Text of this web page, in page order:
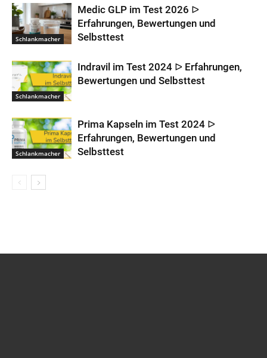
Schlankmacher
Medic GLP im Test 2026 ᐅ
Erfahrungen, Bewertungen und
Selbsttest
Schlankmacher
Indravil im Test 2024 ᐅ Erfahrungen,
Bewertungen und Selbsttest
Schlankmacher
Prima Kapseln im Test 2024 ᐅ
Erfahrungen, Bewertungen und
Selbsttest